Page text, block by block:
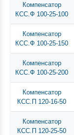
Компенсатор
КСС.Ф 100-25-100
Компенсатор
КСС.Ф 100-25-150
Компенсатор
КСС.Ф 100-25-200
Компенсатор
КСС.П 120-16-50
Компенсатор
КСС.П 120-25-50